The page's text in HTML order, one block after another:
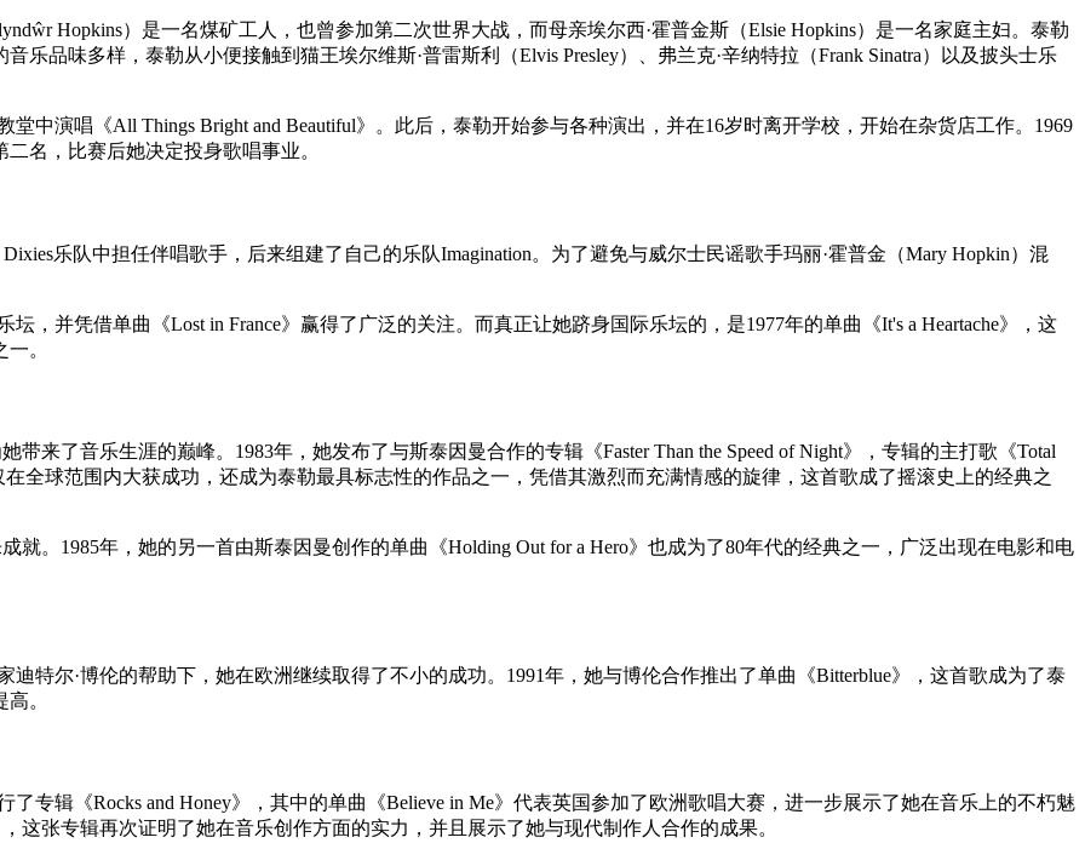
Hopkins）是一名煤矿工人，也曾参加第二次世界大战，而母亲埃尔西·霍普金斯（Elsie Hopkins）是一名家庭主妇。泰勒
乐品味多样，泰勒从小便接触到猫王埃尔维斯·普雷斯利（Elvis Presley）、弗兰克·辛纳特拉（Frank Sinatra）以及披头士乐
中演唱《All Things Bright and Beautiful》。此后，泰勒开始参与各种演出，并在16岁时离开学校，开始在杂货店工作。1969
名，比赛后她决定投身歌唱事业。
乐队中担任伴唱歌手，后来组建了自己的乐队Imagination。为了避免与威尔士民谣歌手玛丽·霍普金（Mary Hopkin）混
坛，并凭借单曲《Lost in France》赢得了广泛的关注。而真正让她跻身国际乐坛的，是1977年的单曲《It's a Heartache》，这
。
带来了音乐生涯的巅峰。1983年，她发布了与斯泰因曼合作的专辑《Faster Than the Speed of Night》，专辑的主打歌《Total
在全球范围内大获成功，还成为泰勒最具标志性的作品之一，凭借其激烈而充满情感的旋律，这首歌成了摇滚史上的经典之
就。1985年，她的另一首由斯泰因曼创作的单曲《Holding Out for a Hero》也成为了80年代的经典之一，广泛出现在电影和电
特尔·博伦的帮助下，她在欧洲继续取得了不小的成功。1991年，她与博伦合作推出了单曲《Bitterblue》，这首歌成为了泰
。
专辑《Rocks and Honey》，其中的单曲《Believe in Me》代表英国参加了欧洲歌唱大赛，进一步展示了她在音乐上的不朽魅
，这张专辑再次证明了她在音乐创作方面的实力，并且展示了她与现代制作人合作的成果。